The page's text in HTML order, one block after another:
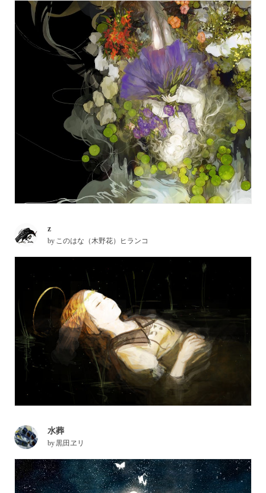
z
by このはな（木野花）ヒランコ
水葬
by黒田ヱリ